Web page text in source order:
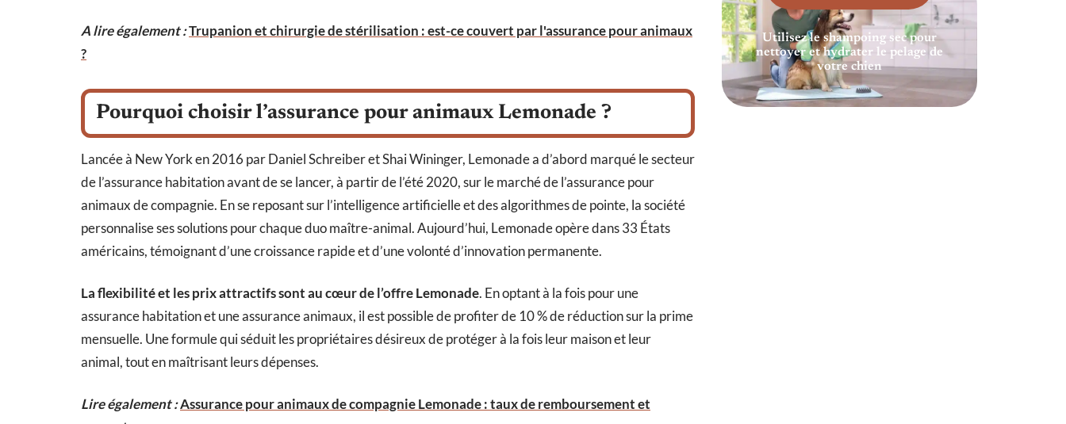
A lire également :Trupanion et chirurgie de stérilisation : est-ce couvert par l'assurance pour animaux
?
Pourquoi choisir l’assurance pour animaux Lemonade ?
Lancée à New York en 2016 par Daniel Schreiber et Shai Wininger, Lemonade a d’abord marqué le secteur
de l’assurance habitation avant de se lancer, à partir de l’été 2020, sur le marché de l’assurance pour
animaux de compagnie. En se reposant sur l’intelligence artificielle et des algorithmes de pointe, la société
personnalise ses solutions pour chaque duo maître-animal. Aujourd’hui, Lemonade opère dans 33 États
américains, témoignant d’une croissance rapide et d’une volonté d’innovation permanente.
La flexibilité et les prix attractifs sont au cœur de l’offre Lemonade. En optant à la fois pour une
assurance habitation et une assurance animaux, il est possible de profiter de 10 % de réduction sur la prime
mensuelle. Une formule qui séduit les propriétaires désireux de protéger à la fois leur maison et leur
animal, tout en maîtrisant leurs dépenses.
Lire également :Assurance pour animaux de compagnie Lemonade : taux de remboursement et
Utilisez le shampoing sec pour
nettoyer et hydrater le pelage de
votre chien